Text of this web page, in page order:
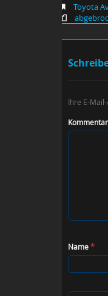
Toyota
Ihre E-
Kommentar
Name*